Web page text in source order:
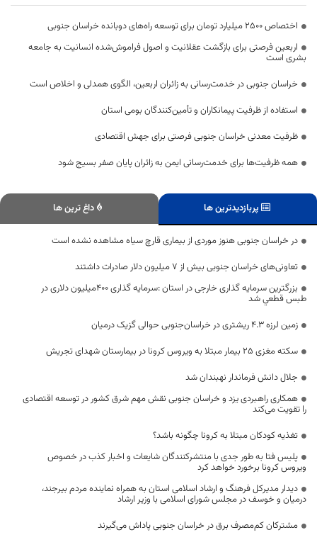
اختصاص 2500 میلیارد تومان برای توسعه راه‌های دوبانده خراسان جنوبی
اربعین فرصتی برای بازگشت عقلانیت و اصول فراموش‌شده انسانیت به جامعه
بشری است
خراسان جنوبی در خدمت‌رسانی به زائران اربعین، الگوی همدلی و اخلاص است
استفاده از ظرفیت پیمانکاران و تأمین‌کنندگان بومی استان
ظرفیت معدنی خراسان جنوبی فرصتی برای جهش اقتصادی
همه ظرفیت‌ها برای خدمت‌رسانی ایمن به زائران پایان صفر بسیج شود
پربازدیدترین ها داغ ترین ها
در خراسان ‌جنوبی هنوز موردی از بیماری قارچ سیاه مشاهده نشده است
تعاونی‌های خراسان جنوبی بیش از ۷ میلیون دلار صادرات داشتند
بزرگترین سرمایه گذاری خارجی در استان :سرمایه گذاری ۴۰۰میلیون دلاری در
طبس قطعي شد
زمین لرزه ۴.۳ ریشتری در خراسان‌جنوبی حوالی گزیک درمیان
سکته مغزی ۲۵ بیمار مبتلا به ویروس کرونا در بیمارستان شهدای تجریش
جلال دانش فرماندار نهبندان شد
همکاری راهبردی یزد و خراسان جنوبی نقش مهم شرق کشور در توسعه اقتصادی
را تقویت می‌کند
تغذیه‌ کودکان مبتلا به کرونا چگونه باشد؟
پلیس فتا به طور جدی با منتشرکنندگان شایعات و اخبار کذب در خصوص
ویروس کرونا برخورد خواهد کرد
دیدار مدیرکل فرهنگ و ارشاد اسلامی استان به همراه نماینده مردم بیرجند،
درمیان و خوسف در مجلس شورای اسلامی با وزیر ارشاد
مشترکان کم‌مصرف برق در خراسان جنوبی پاداش می‌گیرند